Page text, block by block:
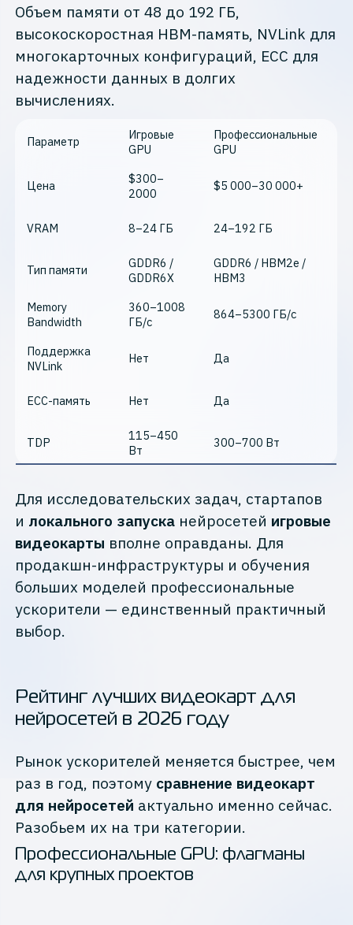
Объем памяти от 48 до 192 ГБ,
высокоскоростная HBM-память, NVLink для
многокарточных конфигураций, ECC для
надежности данных в долгих
вычислениях.
Параметр
Игровые
GPU
Профессиональные
GPU
Цена
$300–
2000
$5 000–30 000+
VRAM 8–24 ГБ 24–192 ГБ
Тип памяти
GDDR6 /
GDDR6X
GDDR6 / HBM2e /
HBM3
Memory
Bandwidth
360–1008
ГБ/с
864–5300 ГБ/с
Поддержка
NVLink
Нет Да
ECC-память Нет Да
TDP
115–450
Вт
300–700 Вт
Для исследовательских задач, стартапов
и локального запуска нейросетей игровые
видеокарты вполне оправданы. Для
продакшн-инфраструктуры и обучения
больших моделей профессиональные
ускорители — единственный практичный
выбор.
Рейтинг лучших видеокарт для
нейросетей в 2026 году
Рынок ускорителей меняется быстрее, чем
раз в год, поэтому сравнение видеокарт
для нейросетей актуально именно сейчас.
Разобьем их на три категории.
Профессиональные GPU: флагманы
для крупных проектов